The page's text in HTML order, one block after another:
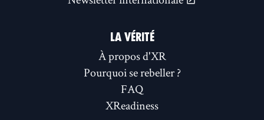
LA VÉRITÉ
À propos d'XR
Pourquoi se rebeller ?
FAQ
XReadiness